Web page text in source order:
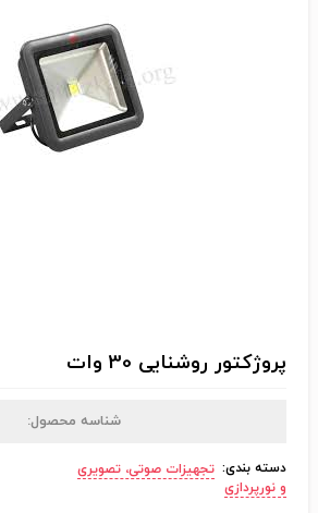
پروژکتور روشنایی 30 وات
شناسه محصول:
دسته بندی: تجهیزات صوتی، تصویری
و نورپردازی